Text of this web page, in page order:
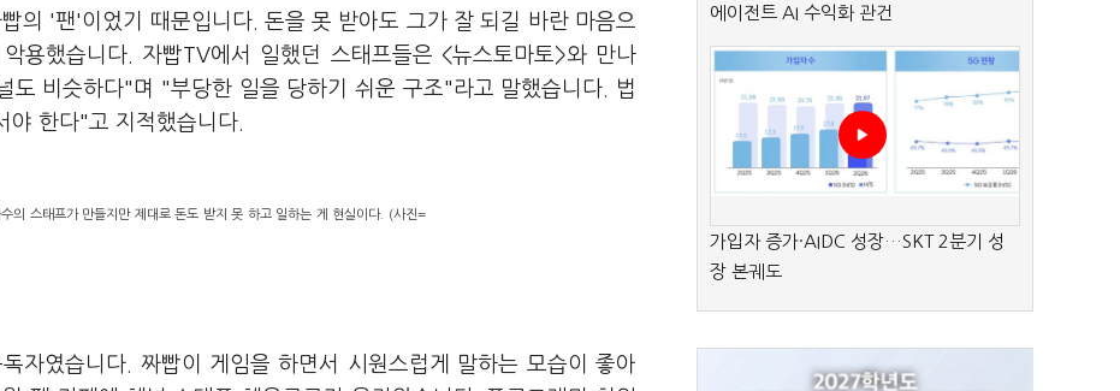
의 '팬'이었기 때문입니다. 돈을 못 받아도 그가 잘 되길 바란 마음으
용했습니다. 자빱TV에서 일했던 스태프들은 <뉴스토마토>와 만나
도 비슷하다"며 "부당한 일을 당하기 쉬운 구조"라고 말했습니다. 법
야 한다"고 지적했습니다.
의 스태프가 만들지만 제대로 돈도 받지 못 하고 일하는 게 현실이다. (사진=
자였습니다. 짜빱이 게임을 하면서 시원스럽게 말하는 모습이 좋아
에이전트 AI 수익화 관건
가입자 증가·AIDC 성장…SKT 2분기 성
장 본궤도